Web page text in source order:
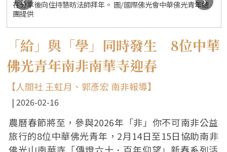
在分享後向住持慧昉法師拜年。 圖/國際佛光會中華佛光青年總
團提供
「給」與「學」同時發生 8位中華
佛光青年南非南華寺迎春
【人間社 王虹月、郭彥宏 南非報導】
2026-02-16
農曆春節將至，參與2026年「非」你不可南非公益
旅行的8位中華佛光青年，2月14日至15日協助南非